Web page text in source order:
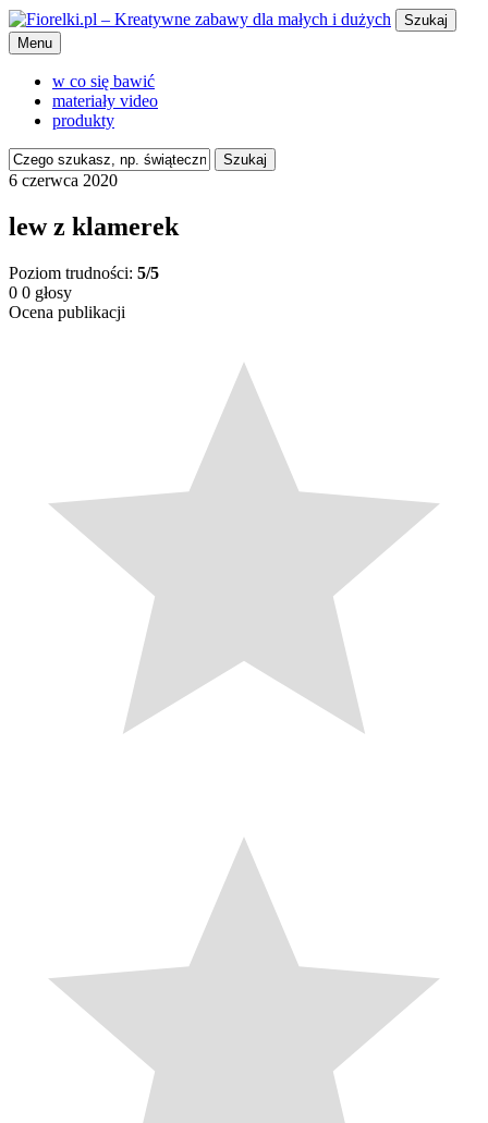
Szukaj
Menu
w co się bawić
materiały video
produkty
Szukaj
6 czerwca 2020
lew z klamerek
Poziom trudności: 5/5
0 0 głosy
Ocena publikacji